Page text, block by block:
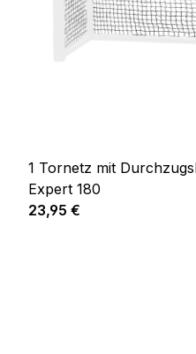
1 Tornetz mit Durchzugsleine für Fußballtor
Expert 180
Regulärer Preis:
23,95 €